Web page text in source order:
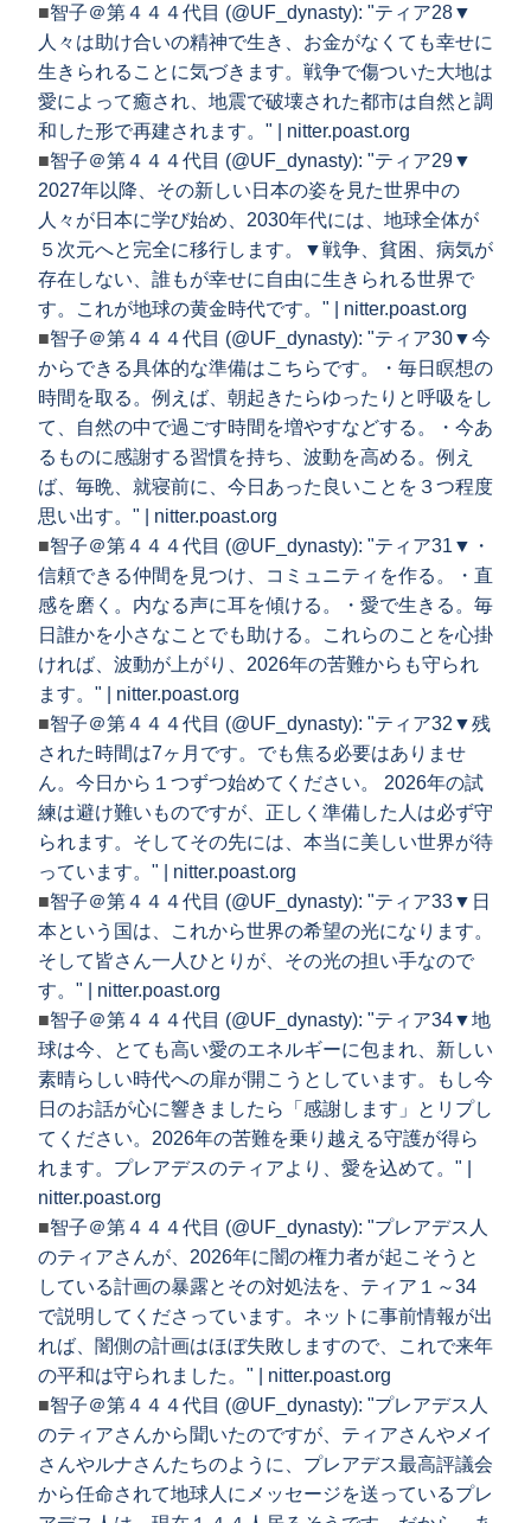
■智子＠第４４４代目 (@UF_dynasty): "ティア28▼
人々は助け合いの精神で生き、お金がなくても幸せに
生きられることに気づきます。戦争で傷ついた大地は
愛によって癒され、地震で破壊された都市は自然と調
和した形で再建されます。" | nitter.poast.org
■智子＠第４４４代目 (@UF_dynasty): "ティア29▼
2027年以降、その新しい日本の姿を見た世界中の
人々が日本に学び始め、2030年代には、地球全体が
５次元へと完全に移行します。▼戦争、貧困、病気が
存在しない、誰もが幸せに自由に生きられる世界で
す。これが地球の黄金時代です。" | nitter.poast.org
■智子＠第４４４代目 (@UF_dynasty): "ティア30▼今
からできる具体的な準備はこちらです。・毎日瞑想の
時間を取る。例えば、朝起きたらゆったりと呼吸をし
て、自然の中で過ごす時間を増やすなどする。・今あ
るものに感謝する習慣を持ち、波動を高める。例え
ば、毎晩、就寝前に、今日あった良いことを３つ程度
思い出す。" | nitter.poast.org
■智子＠第４４４代目 (@UF_dynasty): "ティア31▼・
信頼できる仲間を見つけ、コミュニティを作る。・直
感を磨く。内なる声に耳を傾ける。・愛で生きる。毎
日誰かを小さなことでも助ける。これらのことを心掛
ければ、波動が上がり、2026年の苦難からも守られ
ます。" | nitter.poast.org
■智子＠第４４４代目 (@UF_dynasty): "ティア32▼残
された時間は7ヶ月です。でも焦る必要はありませ
ん。今日から１つずつ始めてください。 2026年の試
練は避け難いものですが、正しく準備した人は必ず守
られます。そしてその先には、本当に美しい世界が待
っています。" | nitter.poast.org
■智子＠第４４４代目 (@UF_dynasty): "ティア33▼日
本という国は、これから世界の希望の光になります。
そして皆さん一人ひとりが、その光の担い手なので
す。" | nitter.poast.org
■智子＠第４４４代目 (@UF_dynasty): "ティア34▼地
球は今、とても高い愛のエネルギーに包まれ、新しい
素晴らしい時代への扉が開こうとしています。もし今
日のお話が心に響きましたら「感謝します」とリプし
てください。2026年の苦難を乗り越える守護が得ら
れます。プレアデスのティアより、愛を込めて。" |
nitter.poast.org
■智子＠第４４４代目 (@UF_dynasty): "プレアデス人
のティアさんが、2026年に闇の権力者が起こそうと
している計画の暴露とその対処法を、ティア１～34
で説明してくださっています。ネットに事前情報が出
れば、闇側の計画はほぼ失敗しますので、これで来年
の平和は守られました。" | nitter.poast.org
■智子＠第４４４代目 (@UF_dynasty): "プレアデス人
のティアさんから聞いたのですが、ティアさんやメイ
さんやルナさんたちのように、プレアデス最高評議会
から任命されて地球人にメッセージを送っているプレ